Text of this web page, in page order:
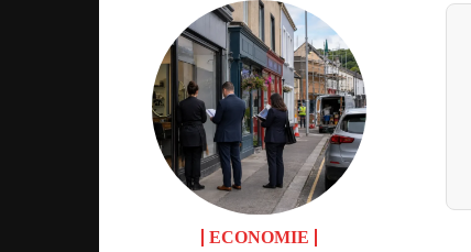
ECONOMIE